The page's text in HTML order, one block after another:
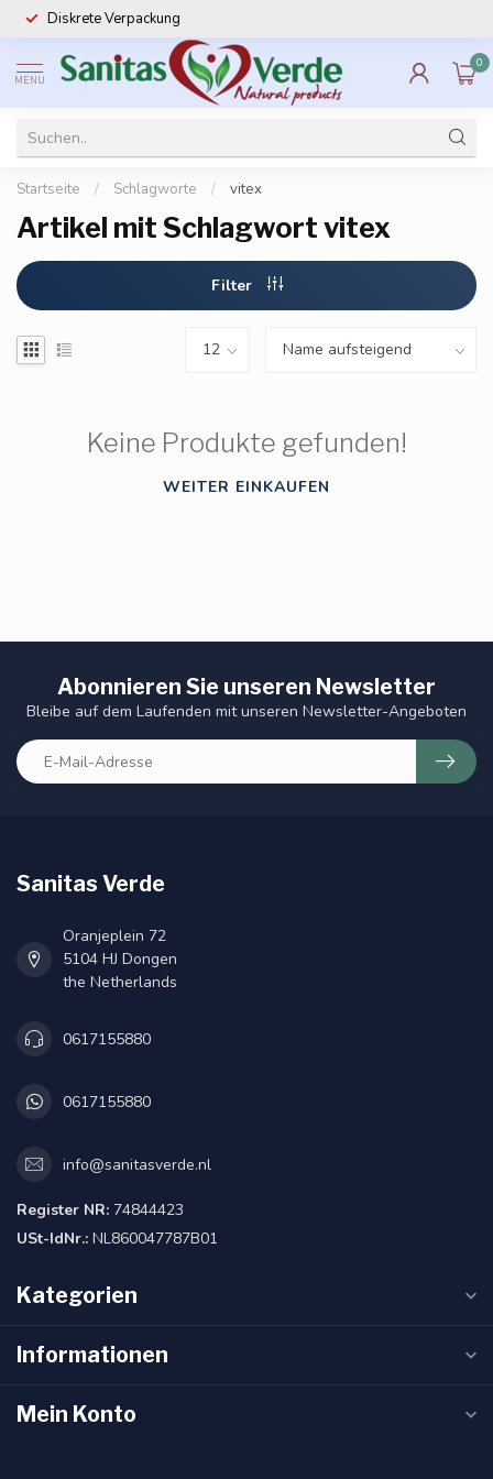
Diskrete Verpackung
MENU
0
Startseite / Schlagworte / vitex
Artikel mit Schlagwort vitex
Filter
Keine Produkte gefunden!
WEITER EINKAUFEN
Abonnieren Sie unseren Newsletter
Bleibe auf dem Laufenden mit unseren Newsletter-Angeboten
Sanitas Verde
Oranjeplein 72
5104 HJ Dongen
the Netherlands
0617155880
0617155880
info@sanitasverde.nl
Register NR: 74844423
USt-IdNr.: NL860047787B01
Kategorien
Informationen
Mein Konto